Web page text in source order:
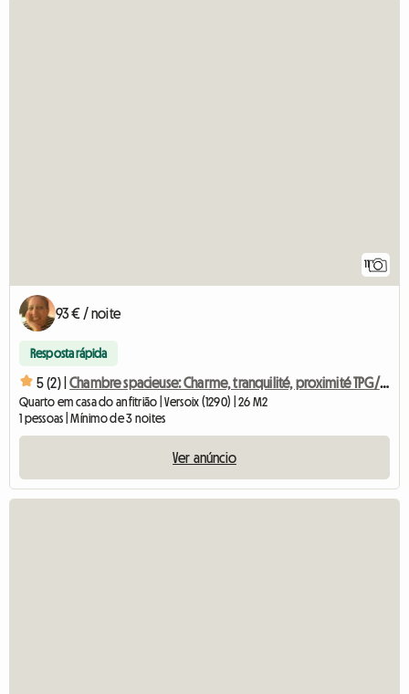
93 € / noite
Resposta rápida
5 (2) | Chambre spacieuse: Charme, tranquilité, proximité TPG/CFF
Quarto em casa do anfitrião | Versoix (1290) | 26 M2
1 pessoas | Mínimo de 3 noites
Ver anúncio